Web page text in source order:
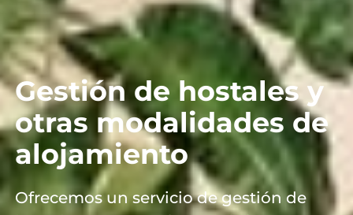
Gestión de hostales y
otras modalidades de
alojamiento
Ofrecemos un servicio de gestión de